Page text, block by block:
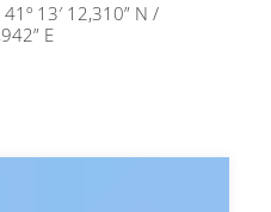
13′ 12,310” N /
E